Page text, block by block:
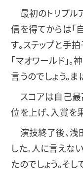
最初のトリプル
信を得てからは「
す。ステップと手
「マオワールド」
言うのでしょう。
スコアは自己最
位を上げ、入賞を
演技終了後、浅
した。人に言えな
たのでしょう。そし